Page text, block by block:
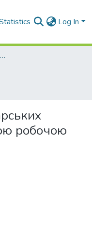
Log In
Збірники наукових праць ЦНТУ
робочою